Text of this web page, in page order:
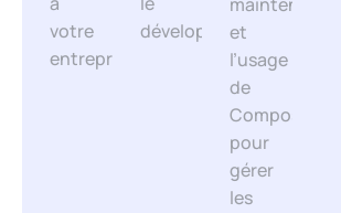
votre
entreprise.
développement.
et
l’usage
de
Composer
pour
gérer
les